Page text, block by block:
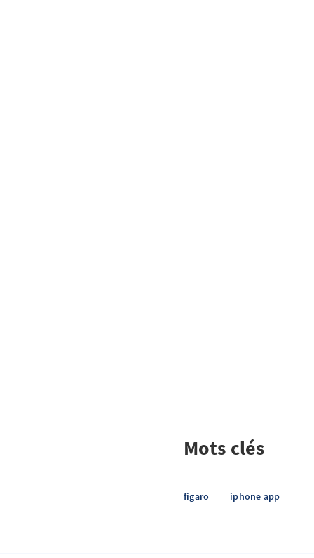
Mots clés
figaro iphone app